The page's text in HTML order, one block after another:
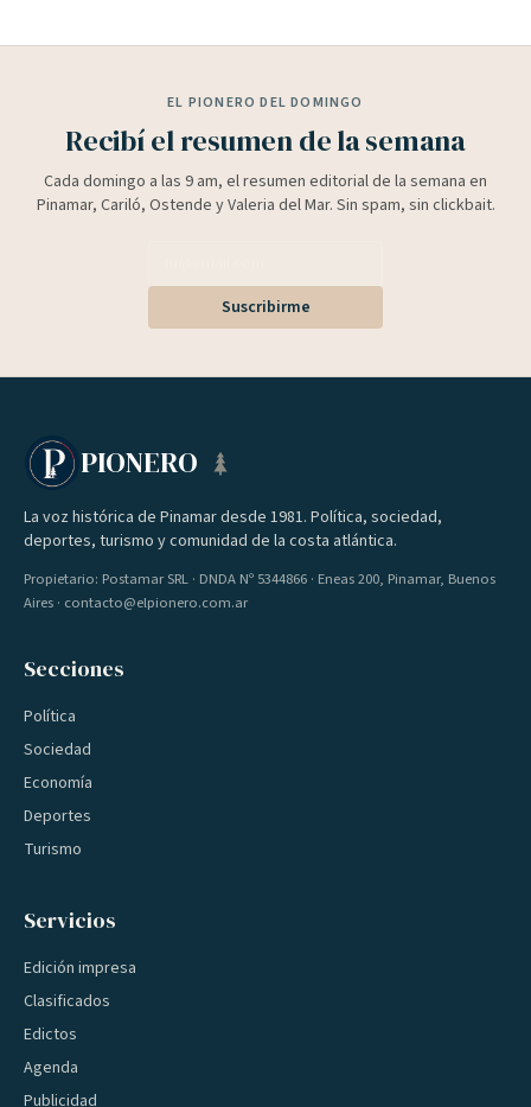
EL PIONERO DEL DOMINGO
Recibí el resumen de la semana
Cada domingo a las 9 am, el resumen editorial de la semana en
Pinamar, Cariló, Ostende y Valeria del Mar. Sin spam, sin clickbait.
Suscribirme
PIONERO
La voz histórica de Pinamar desde 1981. Política, sociedad,
deportes, turismo y comunidad de la costa atlántica.
Propietario: Postamar SRL · DNDA Nº 5344866 · Eneas 200, Pinamar, Buenos
Aires · contacto@elpionero.com.ar
Secciones
Política
Sociedad
Economía
Deportes
Turismo
Servicios
Edición impresa
Clasificados
Edictos
Agenda
Publicidad